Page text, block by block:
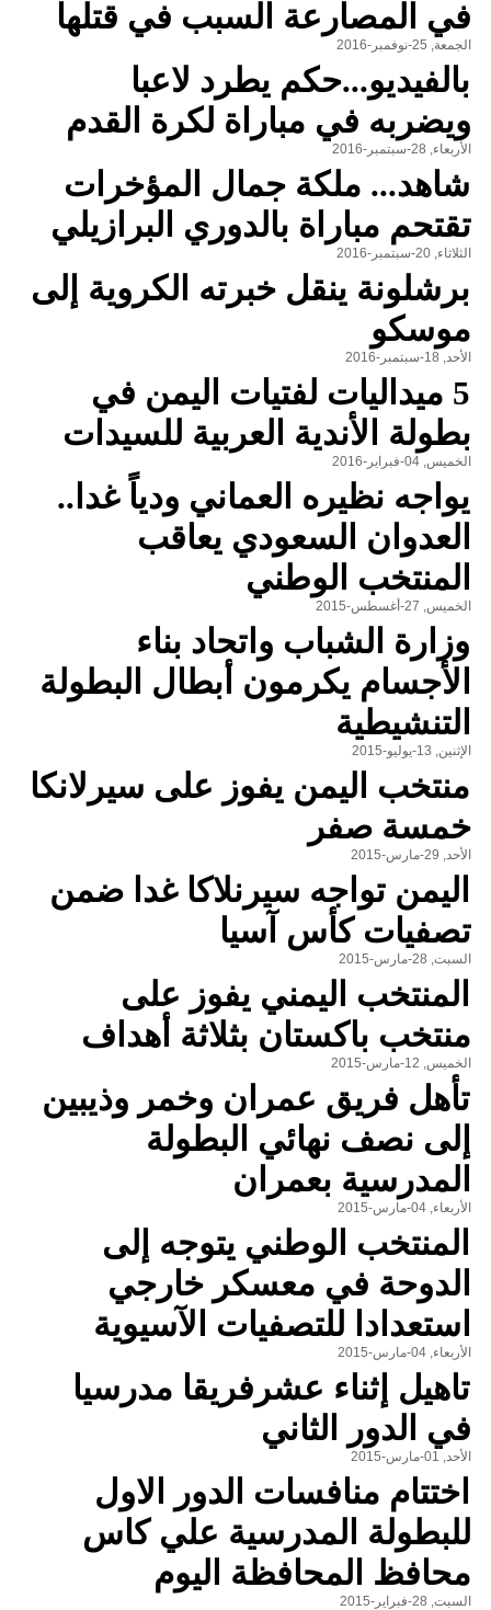
في المصارعة السبب في قتلها
الجمعة, 25-نوفمبر-2016
بالفيديو...حكم يطرد لاعبا
ويضربه في مباراة لكرة القدم
الأربعاء, 28-سبتمبر-2016
شاهد... ملكة جمال المؤخرات
تقتحم مباراة بالدوري البرازيلي
الثلاثاء, 20-سبتمبر-2016
برشلونة ينقل خبرته الكروية إلى
موسكو
الأحد, 18-سبتمبر-2016
5 ميداليات لفتيات اليمن في
بطولة الأندية العربية للسيدات
الخميس, 04-فبراير-2016
يواجه نظيره العماني ودياً غدا..
العدوان السعودي يعاقب
المنتخب الوطني
الخميس, 27-أغسطس-2015
وزارة الشباب واتحاد بناء
الأجسام يكرمون أبطال البطولة
التنشيطية
الإثنين, 13-يوليو-2015
منتخب اليمن يفوز على سيرلانكا
خمسة صفر
الأحد, 29-مارس-2015
اليمن تواجه سيرنلاكا غدا ضمن
تصفيات كأس آسيا
السبت, 28-مارس-2015
المنتخب اليمني يفوز على
منتخب باكستان بثلاثة أهداف
الخميس, 12-مارس-2015
تأهل فريق عمران وخمر وذيبين
إلى نصف نهائي البطولة
المدرسية بعمران
الأربعاء, 04-مارس-2015
المنتخب الوطني يتوجه إلى
الدوحة في معسكر خارجي
استعدادا للتصفيات الآسيوية
الأربعاء, 04-مارس-2015
تاهيل إثناء عشرفريقا مدرسيا
في الدور الثاني
الأحد, 01-مارس-2015
اختتام منافسات الدور الاول
للبطولة المدرسية علي كاس
محافظ المحافظة اليوم
السبت, 28-فبراير-2015